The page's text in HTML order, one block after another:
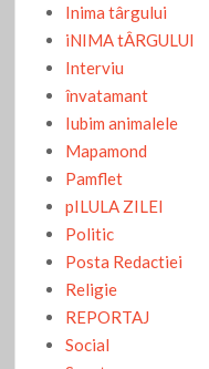
Inima târgului
iNIMA tÂRGULUI
Interviu
învatamant
Iubim animalele
Mapamond
Pamflet
pILULA ZILEI
Politic
Posta Redactiei
Religie
REPORTAJ
Social